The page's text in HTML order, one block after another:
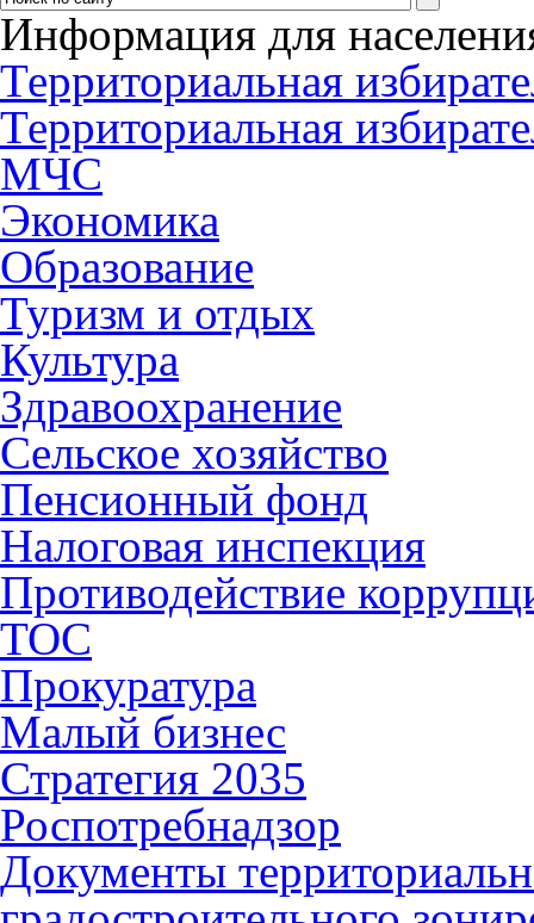
Информация для
Территориальная
Территориальная
МЧС
Экономика
Образование
Туризм и отдых
Культура
Здравоохранение
Сельское хозяйство
Пенсионный фонд
Налоговая инспекция
Противодействие
ТОС
Прокуратура
Малый бизнес
Стратегия 2035
Роспотребнадзор
Документы